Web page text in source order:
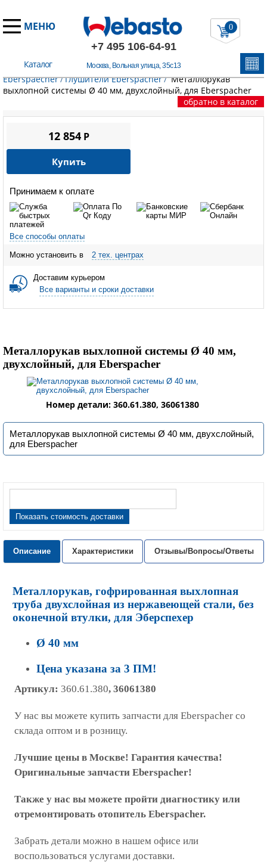
МЕНЮ
+7 495 106-64-91
Москва, Вольная улица, 35с13
Каталог
0
Главная /Запчасти Эберспехер/ Выхлопная система
Eberspaecher/Глушители Eberspacher/ Металлорукав
выхлопной системы Ø 40 мм, двухслойный, для Eberspacher
обратно в каталог
Принимаем к оплате
Все способы оплаты
Можно установить в 2 тех. центрах
Доставим курьером
Все варианты и сроки доставки
12 854P
Купить
Металлорукав выхлопной системы Ø 40 мм,
двухслойный, для Eberspacher
Номер детали: 360.61.380, 36061380
Металлорукав выхлопной системы Ø 40 мм, двухслойный,
для Eberspacher
Показать стоимость доставки
Описание Характеристики Отзывы/Вопросы/Ответы
Металлорукав, гофрированная выхлопная
труба двухслойная из нержавеющей стали, без
оконечной втулки, для Эберспехер
Ø 40 мм
Цена указана за 3 ПМ!
Артикул: 360.61.380, 36061380
У нас вы можете купить запчасти для Eberspacher со
склада оптом и в розницу.
Лучшие цены в Москве! Гарантия качества!
Оригинальные запчасти Eberspacher!
Также у нас вы можете пройти диагностику или
отремонтировать отопитель Eberspacher.
Забрать детали можно в нашем офисе или
воспользоваться услугами доставки.